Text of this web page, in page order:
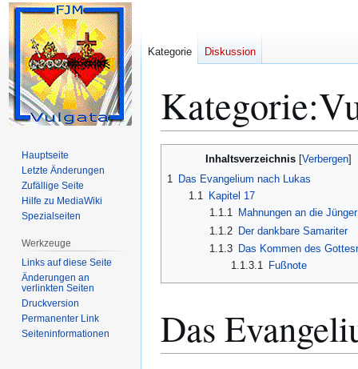
Kategorie:
Inhaltsverzeichnis
1 Das Evangelium nach Lukas
1.1
Kapitel 17
1.1.1 Mahnungen an die Jünger
1.1.2 Der dankbare Samariter
1.1.3 Das Kommen des
1.1.3.1
Fußnote
Das
Kategorie Diskussion
Hauptseite
Letzte Änderungen
Zufällige Seite
Hilfe zu MediaWiki
Spezialseiten
Werkzeuge
Links auf diese Seite
Änderungen an
verlinkten Seiten
Druckversion
Permanenter Link
Seiten­­informationen